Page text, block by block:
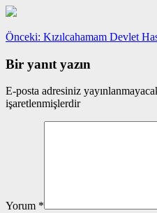
Yazı
gezinmesi
Önceki: Önceki
Kızılcahamam Devlet
Bir yanıt yazın
E-posta adresiniz
işaretlenmişlerdir
Yorum *